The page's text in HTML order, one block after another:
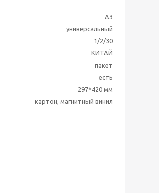
A3
универсальный
1/2/30
КИТАЙ
пакет
есть
297*420 мм
картон, магнитный винил